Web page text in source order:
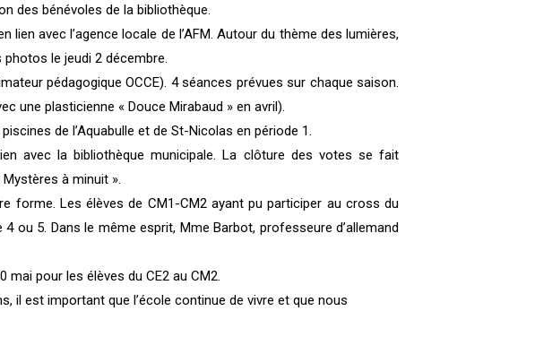
des bénévoles de la bibliothèque.
avec l’agence locale de l’AFM. Autour du thème des lumières,
le jeudi 2 décembre.
pédagogique OCCE). 4 séances prévues sur chaque saison.
une plasticienne « Douce Mirabaud » en avril).
de l’Aquabulle et de St-Nicolas en période 1.
avec la bibliothèque municipale. La clôture des votes se fait
à minuit ».
forme. Les élèves de CM1-CM2 ayant pu participer au cross du
ou 5. Dans le même esprit, Mme Barbot, professeure d’allemand
pour les élèves du CE2 au CM2.
il est important que l’école continue de vivre et que nous